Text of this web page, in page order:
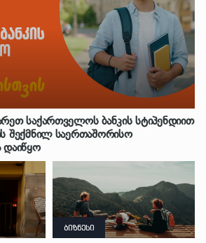
საქართველოს ბანკის სტიპენდიით
შექმნილ საერთაშორისო
დაიწყო
ბიზნესი